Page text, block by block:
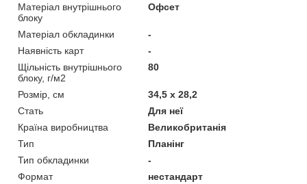
Матеріал внутрішнього
блоку
Офсет
Матеріал обкладинки
-
Наявність карт
-
Щільність внутрішнього
блоку, г/м2
80
Розмір, см
34,5 x 28,2
Стать
Для неї
Країна виробництва
Великобританія
Тип
Планінг
Тип обкладинки
-
Формат
нестандарт